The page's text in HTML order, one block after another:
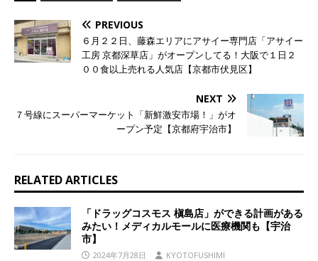
PREVIOUS
６月２２日、藤森エリアにアサイー専門店「アサイー
工房 京都深草店」がオープンしてる！大阪で１日２
００食以上売れる人気店【京都市伏見区】
NEXT
７号線にスーパーマーケット「新鮮激安市場！」がオ
ープン予定【京都府宇治市】
RELATED ARTICLES
「ドラッグコスモス 槇島店」ができる計画がある
みたい！メディカルモールに医療機関も【宇治
市】
2024年7月28日 KYOTOFUSHIMI